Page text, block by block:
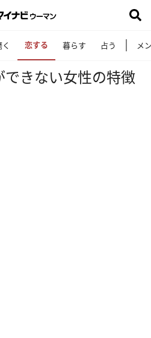
恋する 暮らす 占う メ
きない女性の特徴